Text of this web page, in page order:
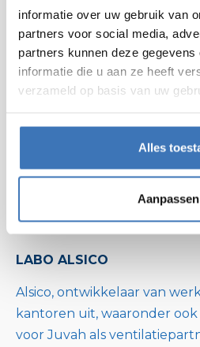
informatie over uw gebruik van
partners voor social media,
partners kunnen deze
informatie die u aan ze heeft
verzameld op basis van uw
Alles
Aanpassen
NIET-RESIDENTIEEL
RONSE
LABO ALSICO
Alsico, ontwikkelaar van
kantoren uit, waaronder
voor Juvah als